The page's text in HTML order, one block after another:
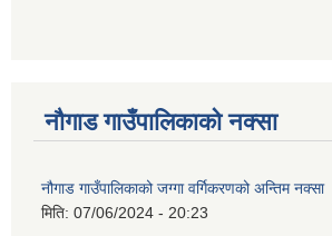
नौगाड गाउँपालिकाको नक्सा
नौगाड गाउँपालिकाको जग्गा वर्गिकरणको अन्तिम नक्सा
मिति: 07/06/2024 - 20:23